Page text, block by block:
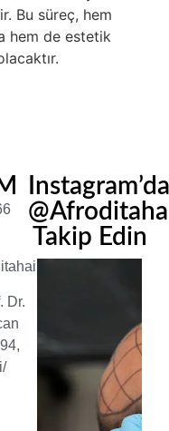
Bu süreç, hem
hem de estetik
Dr.
Instagram’da
Takip Edin